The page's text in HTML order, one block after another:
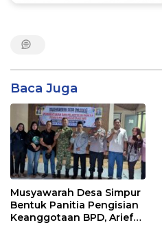
Baca Juga
Musyawarah Desa Simpur
Bentuk Panitia Pengisian
Keanggotaan BPD, Arief